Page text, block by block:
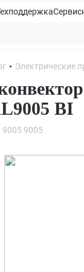
Электрические
BI
9005 9005